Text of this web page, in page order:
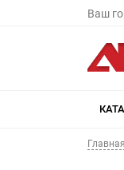
Ваш
Главная